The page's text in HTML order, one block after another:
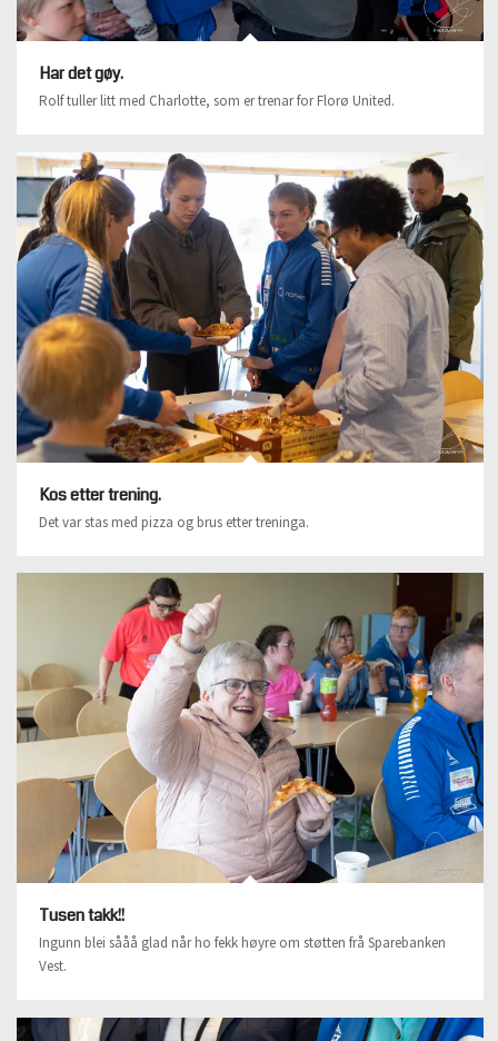
Har det gøy.
Rolf tuller litt med Charlotte, som er trenar for Florø United.
Kos etter trening.
Det var stas med pizza og brus etter treninga.
Tusen takk!!
Ingunn blei sååå glad når ho fekk høyre om støtten frå Sparebanken
Vest.